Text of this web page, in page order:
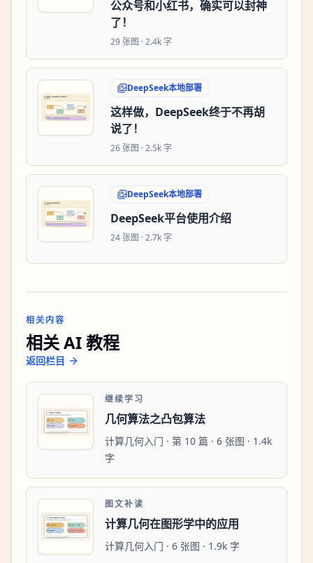
公众号和小红书，确实可以封神
了！
29 张图 ·2.4k 字
DeepSeek本地部署
这样做，DeepSeek终于不再胡
说了！
26 张图 ·2.5k 字
DeepSeek本地部署
DeepSeek平台使用介绍
24 张图 ·2.7k 字
相关内容
相关 AI 教程
返回栏目
继续学习
几何算法之凸包算法
计算几何入门 · 第 10 篇 · 6 张图 · 1.4k
字
图文补读
计算几何在图形学中的应用
计算几何入门 · 6 张图 · 1.9k 字